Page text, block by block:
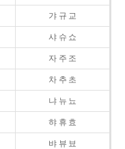
갸 규 교
샤 슈 쇼
자 주 조
차 추 초
냐 뉴 뇨
햐 휴 효
뱌 뷰 뵤